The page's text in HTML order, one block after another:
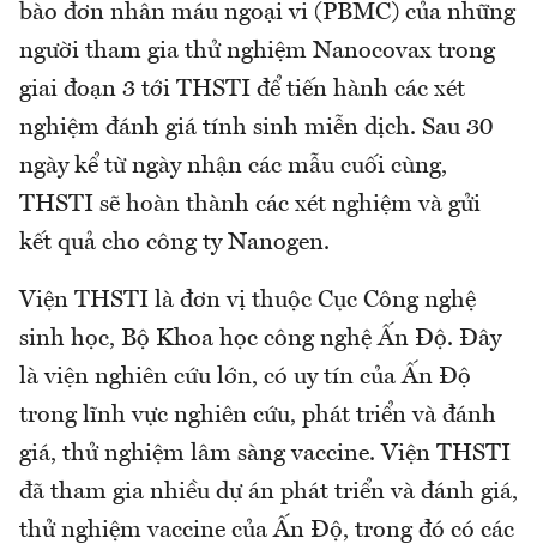
bào đơn nhân máu ngoại vi (PBMC) của những
người tham gia thử nghiệm Nanocovax trong
giai đoạn 3 tới THSTI để tiến hành các xét
nghiệm đánh giá tính sinh miễn dịch. Sau 30
ngày kể từ ngày nhận các mẫu cuối cùng,
THSTI sẽ hoàn thành các xét nghiệm và gửi
kết quả cho công ty Nanogen.
Viện THSTI là đơn vị thuộc Cục Công nghệ
sinh học, Bộ Khoa học công nghệ Ấn Độ. Đây
là viện nghiên cứu lớn, có uy tín của Ấn Độ
trong lĩnh vực nghiên cứu, phát triển và đánh
giá, thử nghiệm lâm sàng vaccine. Viện THSTI
đã tham gia nhiều dự án phát triển và đánh giá,
thử nghiệm vaccine của Ấn Độ, trong đó có các